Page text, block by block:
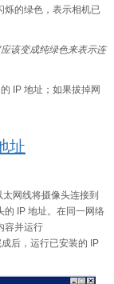
烁的绿色，表示相机已
该变成纯绿色来表示连
IP 地址；如果拔掉网
址
网线将摄像头连接到
的 IP 地址。在同一网络
容并运行
后，运行已安装的 IP